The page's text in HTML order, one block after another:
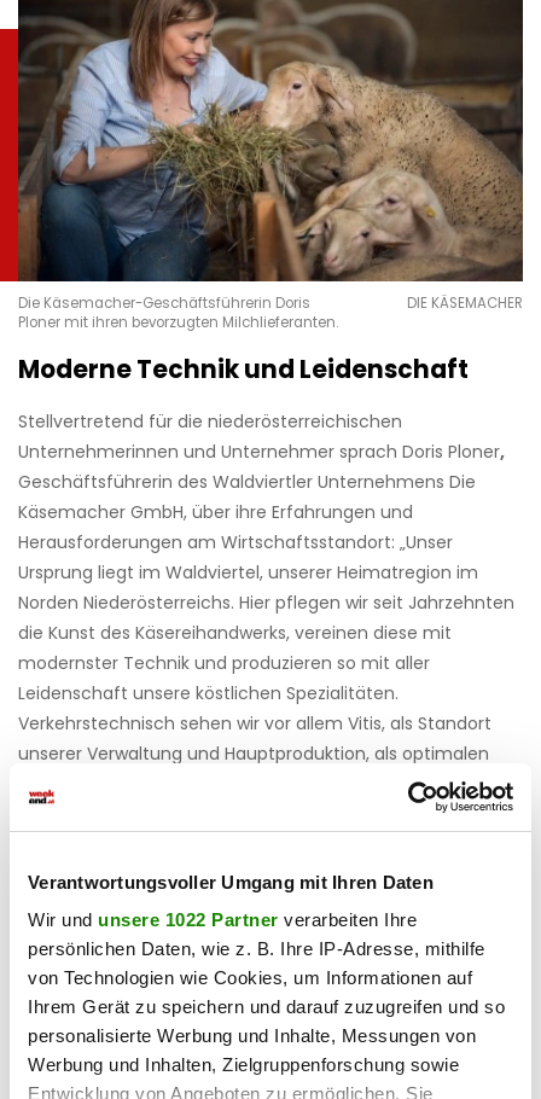
Verantwortungsvoller Umgang mit Ihren Daten
Wir und unsere 1022 Partner verarbeiten Ihre
persönlichen Daten, wie z. B. Ihre IP-Adresse, mithilfe
von Technologien wie Cookies, um Informationen auf
Ihrem Gerät zu speichern und darauf zuzugreifen und so
personalisierte Werbung und Inhalte, Messungen von
Werbung und Inhalten, Zielgruppenforschung sowie
Entwicklung von Angeboten zu ermöglichen. Sie
Die Käsemacher-Geschäftsführerin Doris
Ploner mit ihren bevorzugten Milchlieferanten.
DIE KÄSEMACHER
Moderne Technik und Leidenschaft
Stellvertretend für die niederösterreichischen
Unternehmerinnen und Unternehmer sprach Doris Ploner,
Geschäftsführerin des Waldviertler Unternehmens Die
Käsemacher GmbH, über ihre Erfahrungen und
Herausforderungen am Wirtschaftsstandort: „Unser
Ursprung liegt im Waldviertel, unserer Heimatregion im
Norden Niederösterreichs. Hier pflegen wir seit Jahrzehnten
die Kunst des Käsereihandwerks, vereinen diese mit
modernster Technik und produzieren so mit aller
Leidenschaft unsere köstlichen Spezialitäten.
Verkehrstechnisch sehen wir vor allem Vitis, als Standort
unserer Verwaltung und Hauptproduktion, als optimalen
Wirtschaftsstandort. Zentral zu den angrenzenden Bezirken
sind wir sehr gut erreichbar, ein wichtiges Kriterium, wenn
Beauftragt wurde die Befragung von ecoplus. „Unsere
Wirtschaftstreibenden begegnen dem Standort
überwiegend positiv und das gilt auch für die Angebote von
ecoplus als Wirtschaftsagentur des Landes: So sind 57 %
der Unternehmen mit der Unterstützung, Beratung und
Förderungen von ecoplus sehr zufrieden bzw. zufrieden“,
informierte ecoplus Geschäftsführer Helmut Miernicki.